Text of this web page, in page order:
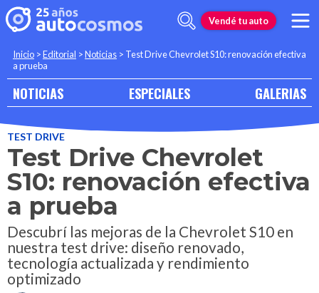
Vendé tu auto
Inicio >Editorial >Noticias > Test Drive Chevrolet S10: renovación efectiva
a prueba
NOTICIAS ESPECIALES GALERIAS
TEST DRIVE
Test Drive Chevrolet
S10: renovación efectiva
a prueba
Descubrí las mejoras de la Chevrolet S10 en
nuestra test drive: diseño renovado,
tecnología actualizada y rendimiento
optimizado